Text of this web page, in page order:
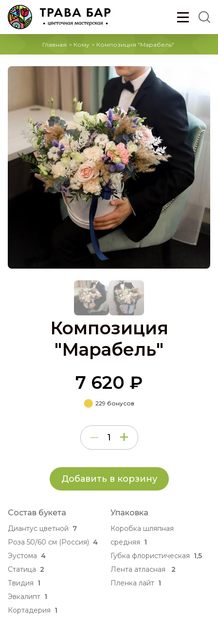
Главная > Кому > Композиция "Марабель"
Композиция
"Марабель"
7 620 ₽
229 бонусов
Добавить в корзину
Состав букета
Диантус цветной 7
Роза 50/60 см (Россия) 4
Эустома 4
Статица 2
Твидия 1
Эвкалипт 1
Кортадерия 1
Упаковка
Коробка шляпная
средняя 1
Губка флористическая 1,5
Лента атласная
2
Пленка лайт 1